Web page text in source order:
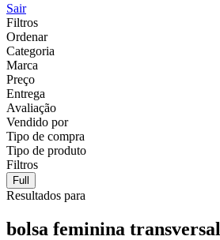
Sair
Filtros
Ordenar
Categoria
Marca
Preço
Entrega
Avaliação
Vendido por
Tipo de compra
Tipo de produto
Filtros
Full
Resultados para
bolsa feminina transversal